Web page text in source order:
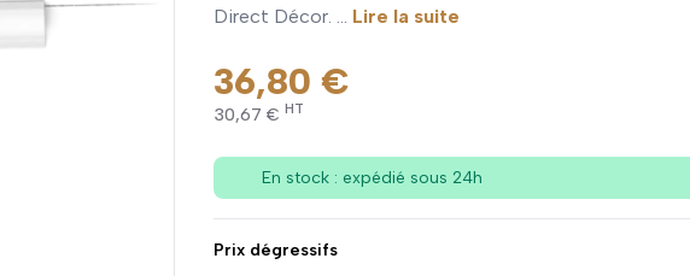
Direct Décor. ... Lire la suite
36,80 €
30,67 € HT
En stock : expédié sous 24h
Prix dégressifs